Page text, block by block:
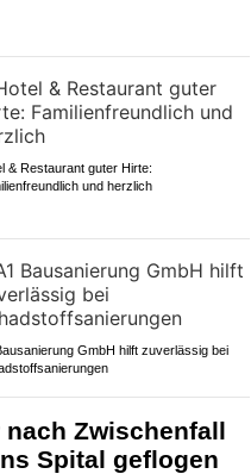
& Restaurant guter Hirte:
und herzlich
GmbH hilft zuverlässig bei
nach Zwischenfall
Spital geflogen